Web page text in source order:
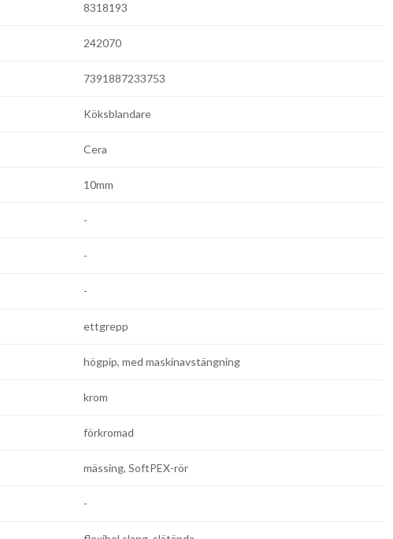
8318193
242070
7391887233753
Köksblandare
Cera
10mm
-
-
-
ettgrepp
högpip, med maskinavstängning
krom
förkromad
mässing, SoftPEX-rör
-